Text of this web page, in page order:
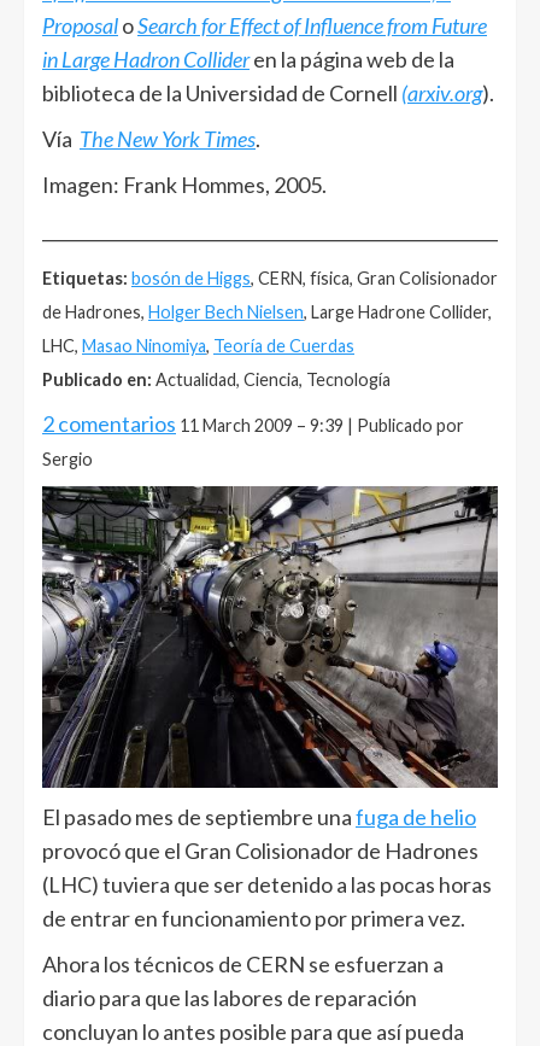
ProposaloSearch for Effect of Influence from Future
in Large Hadron Collideren la página web de la
biblioteca de la Universidad de Cornell (arxiv.org).
Vía The New York Times.
Imagen: Frank Hommes, 2005.
Etiquetas: bosón de Higgs, CERN, física, Gran Colisionador
de Hadrones, Holger Bech Nielsen, Large Hadrone Collider,
LHC, Masao Ninomiya, Teoría de Cuerdas
Publicado en: Actualidad, Ciencia, Tecnología
2 comentarios 11 March 2009 – 9:39 | Publicado por
Sergio
El pasado mes de septiembre unafuga de helio
provocó que el Gran Colisionador de Hadrones
(LHC) tuviera que ser detenido a las pocas horas
de entrar en funcionamiento por primera vez.
Ahora los técnicos de CERN se esfuerzan a
diario para que las labores de reparación
concluyan lo antes posible para que así pueda